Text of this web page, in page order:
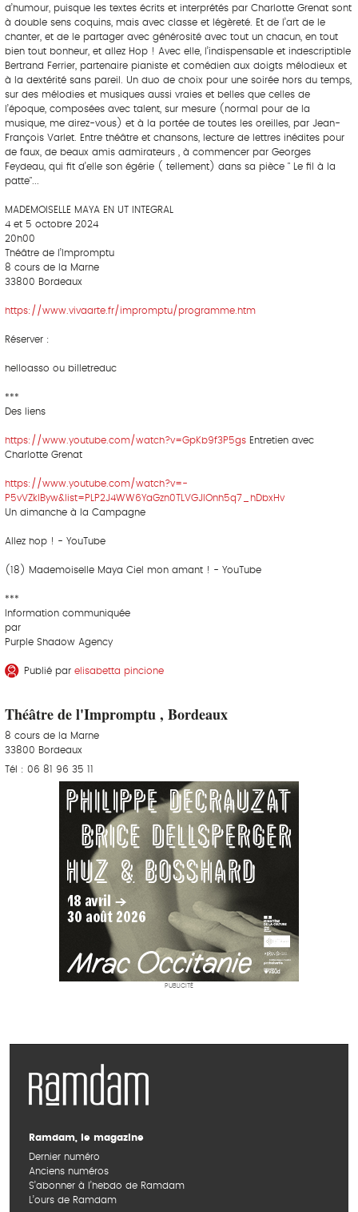
d’humour, puisque les textes écrits et interprétés par Charlotte Grenat sont
à double sens coquins, mais avec classe et légèreté. Et de l’art de le
chanter, et de le partager avec générosité avec tout un chacun, en tout
bien tout bonheur, et allez Hop ! Avec elle, l’indispensable et indescriptible
Bertrand Ferrier, partenaire pianiste et comédien aux doigts mélodieux et
à la dextérité sans pareil. Un duo de choix pour une soirée hors du temps,
sur des mélodies et musiques aussi vraies et belles que celles de
l’époque, composées avec talent, sur mesure (normal pour de la
musique, me direz-vous) et à la portée de toutes les oreilles, par Jean-
François Varlet. Entre théâtre et chansons, lecture de lettres inédites pour
de faux, de beaux amis admirateurs , à commencer par Georges
Feydeau, qui fit d’elle son égérie ( tellement) dans sa pièce " Le fil à la
patte"...
MADEMOISELLE MAYA EN UT INTEGRAL
4 et 5 octobre 2024
20h00
Théâtre de l’Impromptu
8 cours de la Marne
33800 Bordeaux
https://www.vivaarte.fr/impromptu/programme.htm
Réserver :
helloasso ou billetreduc
***
Des liens
https://www.youtube.com/watch?v=GpKb9f3P5gs Entretien avec
Charlotte Grenat
https://www.youtube.com/watch?v=-
P5vVZkIByw&list=PLP2J4WW6YaGzn0TLVGJlOnh5q7_hDbxHv
Un dimanche à la Campagne
Allez hop ! - YouTube
(18) Mademoiselle Maya Ciel mon amant ! - YouTube
***
Information communiquée
par
Purple Shadow Agency
Publié par elisabetta pincione
Théâtre de l'Impromptu , Bordeaux
8 cours de la Marne
33800 Bordeaux
Tél : 06 81 96 35 11
PUBLICITÉ
Ramdam, le magazine
Dernier numéro
Anciens numéros
S’abonner à l’hebdo de Ramdam
L’ours de Ramdam